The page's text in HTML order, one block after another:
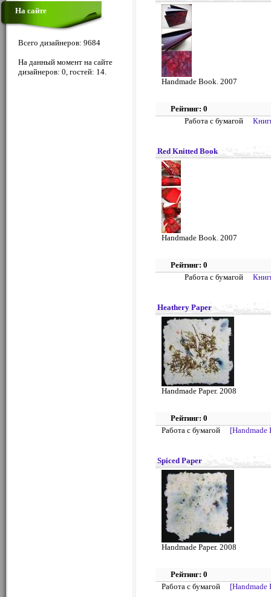
На сайте
Всего дизайнеров: 9684
На данный момент на сайте
дизайнеров: 0, гостей: 14.
Handmade Book. 2007
Рейтинг: 0
Работа с бумагой
Red Knitted Book
Handmade Book. 2007
Рейтинг: 0
Работа с бумагой
Heathery Paper
Handmade Paper. 2008
Рейтинг: 0
Работа с бумагой
[Handmade
Spiced Paper
Handmade Paper. 2008
Рейтинг: 0
Работа с бумагой
[Handmade